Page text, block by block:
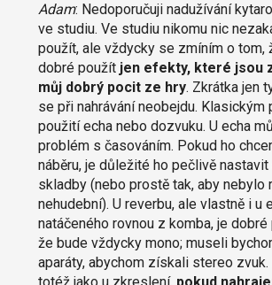
Adam: Nedoporučuji nadužívání
ve studiu. Ve studiu nikomu nic
použít, ale vždycky se zmíním o tom,
dobré použít jen efekty, které jsou
můj dobrý pocit ze hry. Zkrátka jen
se při nahrávání neobejdu. Klasickým
použití echa nebo dozvuku. U echa
problém s časováním. Pokud ho
náběru, je důležité ho pečlivě
skladby (nebo prostě tak, aby nebylo
nehudební). U reverbu, ale vlastně i u
natáčeného rovnou z komba, je
že bude vždycky mono; museli
aparáty, abychom získali stereo